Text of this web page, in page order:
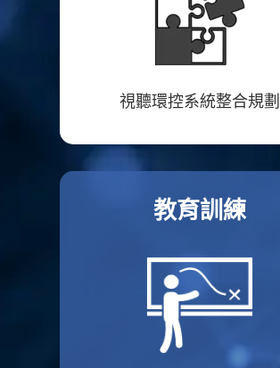
視聽環控系統整合規劃
教育訓練